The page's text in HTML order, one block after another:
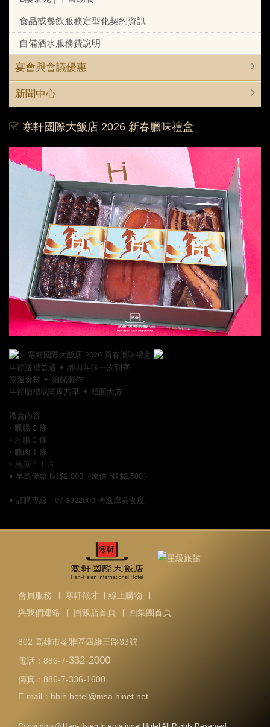
食品或餐飲服務定型化契約資訊
自備酒水服務費說明
宴會與會議優惠
新聞中心
寒軒國際大飯店 2026 新春臘味禮盒
寒軒國際大飯店 2026 新春臘味禮盒
年節送禮首選 ✦ 經典年味一次到齊
嚴選食材 ✦ 細膩製作
年節贈禮或闔家共享 ✦ 體面大方
禮盒內容
• 臘腸 3 條
• 肝腸 3 條
• 臘肉 1 條
• 烏魚子 1 片
♦︎ 早鳥優惠 NT$2,000（原價 NT$2,500）
♦︎ 訂購專線：07-3322000 轉逸廊美食屋
會員服務 寒軒徵才 線上購物
與我們連絡
回飯店首頁 回集團首頁
802 高雄市苓雅區四維三路33號
電話： 886-7-332-2000
傳真： 886-7-336-1600
E-mail： hhih.hotel@msa.hinet.net